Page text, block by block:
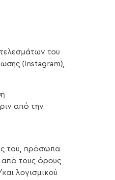
του
(Instagram),
από την
του, πρόσωπα
από τους όρους
λογισμικού